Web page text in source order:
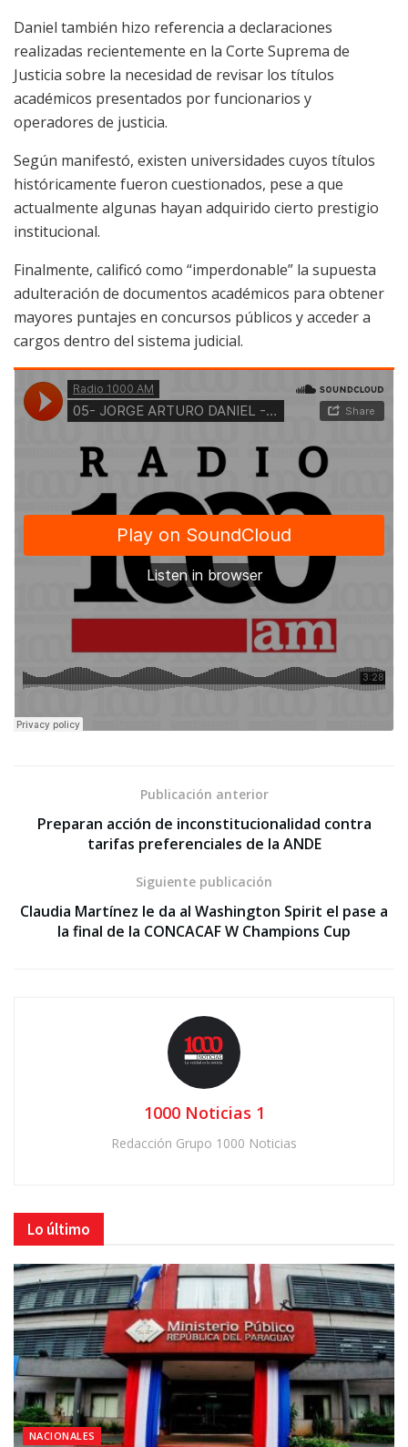
Daniel también hizo referencia a declaraciones
realizadas recientemente en la Corte Suprema de
Justicia sobre la necesidad de revisar los títulos
académicos presentados por funcionarios y
operadores de justicia.
Según manifestó, existen universidades cuyos títulos
históricamente fueron cuestionados, pese a que
actualmente algunas hayan adquirido cierto prestigio
institucional.
Finalmente, calificó como “imperdonable” la supuesta
adulteración de documentos académicos para obtener
mayores puntajes en concursos públicos y acceder a
cargos dentro del sistema judicial.
Publicación anterior
Preparan acción de inconstitucionalidad contra
tarifas preferenciales de la ANDE
Siguiente publicación
Claudia Martínez le da al Washington Spirit el pase a
la final de la CONCACAF W Champions Cup
1000 Noticias 1
Redacción Grupo 1000 Noticias
Lo último
NACIONALES